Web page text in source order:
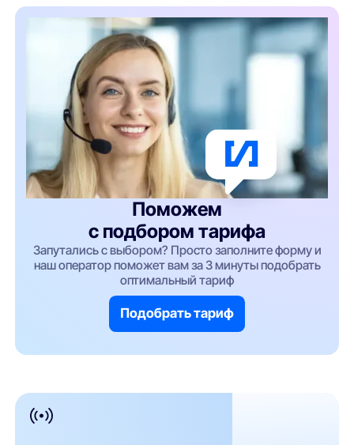
Поможем
с подбором тарифа
Запутались с выбором? Просто заполните форму и
наш оператор поможет вам за 3 минуты подобрать
оптимальный тариф
Подобрать тариф